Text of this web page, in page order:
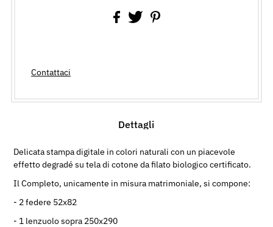
Contattaci
Dettagli
Delicata stampa digitale in colori naturali con un piacevole
effetto degradé su tela di cotone da filato biologico certificato.
Il Completo, unicamente in misura matrimoniale, si compone:
- 2 federe 52x82
- 1 lenzuolo sopra 250x290